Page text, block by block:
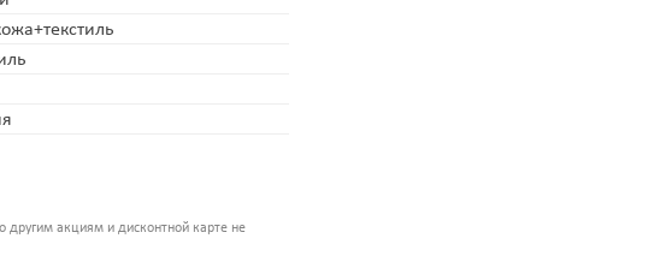
акциям и дисконтной карте не